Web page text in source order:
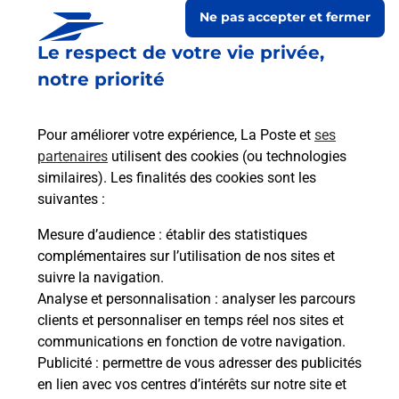
Le respect de votre vie privée,
notre priorité
Pour améliorer votre expérience, La Poste et ses
partenaires utilisent des cookies (ou technologies
similaires). Les finalités des cookies sont les
suivantes :
Mesure d’audience : établir des statistiques
complémentaires sur l’utilisation de nos sites et
suivre la navigation.
Analyse et personnalisation : analyser les parcours
clients et personnaliser en temps réel nos sites et
communications en fonction de votre navigation.
Publicité : permettre de vous adresser des publicités
en lien avec vos centres d’intérêts sur notre site et
Ne pas accepter et fermer
Prochaine collecte du courrierlundià 12h00
1 Place De La Medoqui
33710 Gauriac
Itinéraire
Le lien s'ouvre dans un nouvel onglet